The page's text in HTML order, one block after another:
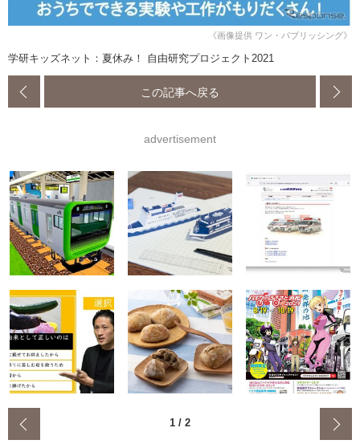
《画像提供 ワン・パブリッシング》
学研キッズネット：夏休み！ 自由研究プロジェクト2021
この記事へ戻る
advertisement
1 / 2